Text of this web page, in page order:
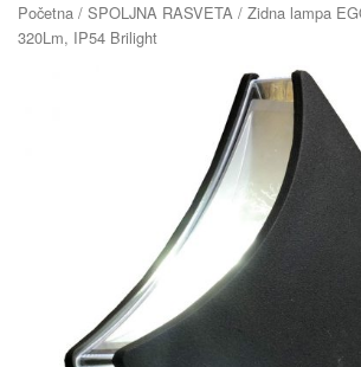
Početna / SPOLJNA RASVETA / Zidna lampa
320Lm, IP54 Brilight